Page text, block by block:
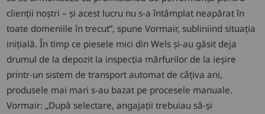
clienții noștri – și acest lucru nu s-a întâmplat neapărat în
toate domeniile în trecut”, spune Vormair, subliniind situația
inițială. În timp ce piesele mici din Wels și-au găsit deja
drumul de la depozit la inspecția mărfurilor de la ieșire
printr-un sistem de transport automat de câțiva ani,
produsele mai mari s-au bazat pe procesele manuale.
Vormair: „După selectare, angajații trebuiau să-și